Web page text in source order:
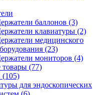
баллонов (3)
клавиатуры (2)
медицинского
(23)
мониторов (4)
товары (77)
(105)
для эндоскопических